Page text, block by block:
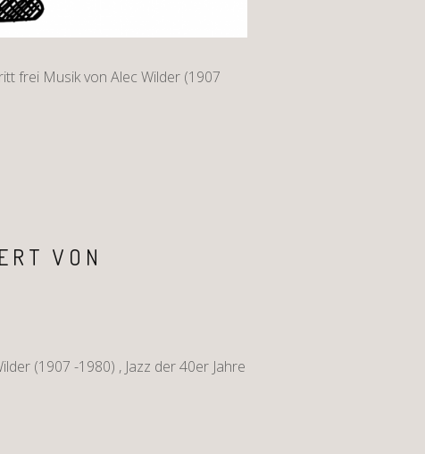
frei Musik von Alec Wilder (1907
VON
(1907 -1980) , Jazz der 40er Jahre